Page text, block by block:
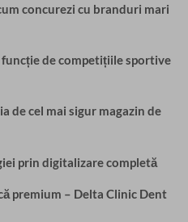
concurezi cu branduri mari
de competițiile sportive
de cel mai sigur magazin de
prin digitalizare completă
premium – Delta Clinic Dent